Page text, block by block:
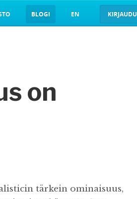
BLOGI EN KIRJAUDU
on
tärkein ominaisuus,